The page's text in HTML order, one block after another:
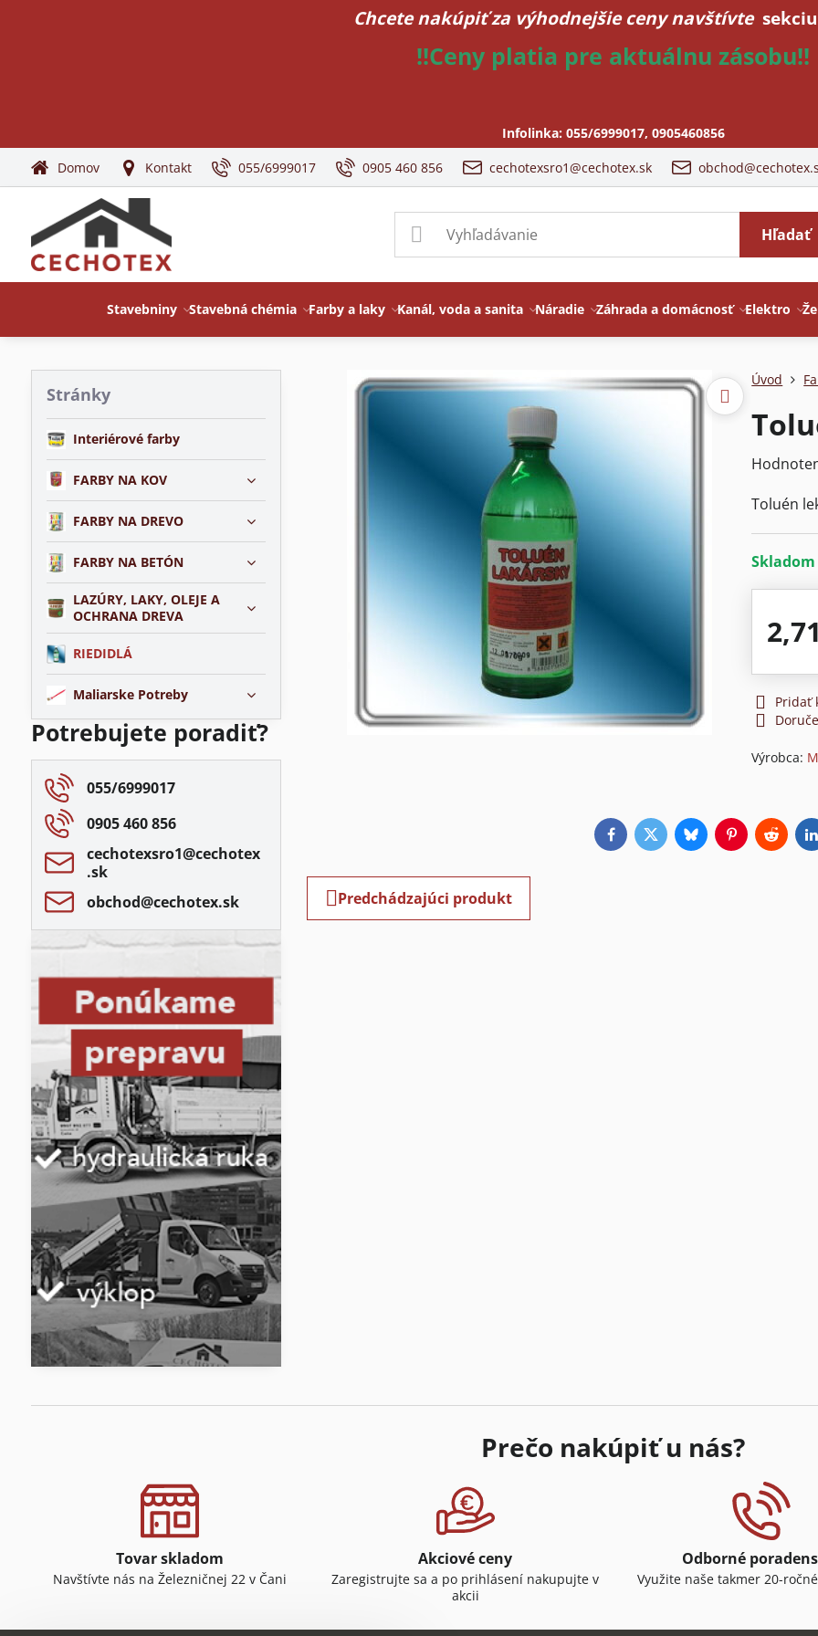
Chcete nakúpiť za výhodnejšie ceny navštívte
!!Ceny platia pre aktuálnu zásobu!!
Infolinka: 055/6999017, 0905460856
Domov
Kontakt 055/6999017 0905 460 856 cechotexsro1@cechotex.sk
Hľadať
Stavebniny Stavebná chémia Farby a laky Kanál, voda a sanita Náradie Záhrada a domácnosť Elektro
Úvod
Toluén
Pridať
Výrobca:
FacebookTwitterBlueskyPinterestReddit
Predchádzajúci produkt
Stránky
Interiérové farby
FARBY NA KOV
FARBY NA DREVO
FARBY NA BETÓN
LAZÚRY, LAKY, OLEJE A
OCHRANA DREVA
RIEDIDLÁ
Maliarske Potreby
Potrebujete poradiť?
055/6999017
0905 460 856
cechotexsro1​@cechotex​
.sk
obchod​@cechotex​.sk
Prečo nakúpiť u nás?
Tovar skladom
Navštívte nás na Železničnej 22 v Čani
Akciové ceny
Zaregistrujte sa a po prihlásení nakupujte v
akcii
Odborné
Využite naše takmer 20-